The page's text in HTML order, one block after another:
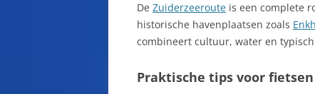
De Zuiderzeeroute is een complete
historische havenplaatsen zoals
combineert cultuur, water en
Praktische tips voor